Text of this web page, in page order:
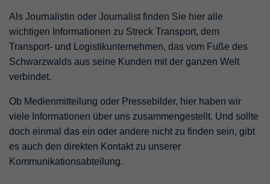
Als Journalistin oder Journalist finden Sie hier alle
wichtigen Informationen zu Streck Transport, dem
Transport- und Logistikunternehmen, das vom Fuße des
Schwarzwalds aus seine Kunden mit der ganzen Welt
verbindet.
Ob Medienmitteilung oder Pressebilder, hier haben wir
viele Informationen über uns zusammengestellt. Und sollte
doch einmal das ein oder andere nicht zu finden sein, gibt
es auch den direkten Kontakt zu unserer
Kommunikationsabteilung.